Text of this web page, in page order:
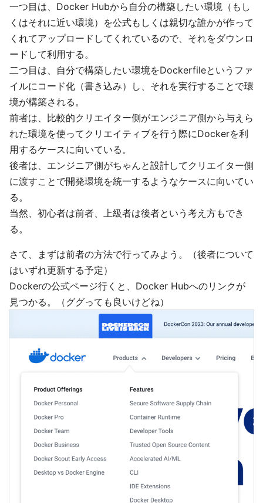
一つ目は、Docker Hubから自分の構築したい環境（もし
くはそれに近い環境）を公式もしくは親切な誰かが作って
くれてアップロードしてくれているので、それをダウンロ
ードして利用する。
二つ目は、自分で構築したい環境をDockerfileというファ
イルにコード化（書き込み）し、それを実行することで環
境が構築される。
前者は、比較的クリエイター側がエンジニア側から与えら
れた環境を使ってクリエイティブを行う際にDockerを利
用するケースに向いている。
後者は、エンジニア側がちゃんと設計してクリエイター側
に渡すことで開発環境を統一するようなケースに向いてい
る。
当然、初心者は前者、上級者は後者という考え方もでき
る。
さて、まずは前者の方法で行ってみよう。（後者について
はいずれ更新する予定）
Dockerの公式ページ行くと、Docker Hubへのリンクが
見つかる。（ググっても良いけどね）